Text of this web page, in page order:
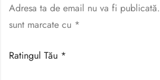
Adresa ta de email nu va fi publicată.
sunt marcate cu *
Ratingul Tău *